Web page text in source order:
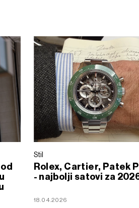
Stil
Rolex, Cartier, Patek
- najbolji satovi za
18.04.2026